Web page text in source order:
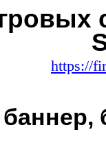
https://